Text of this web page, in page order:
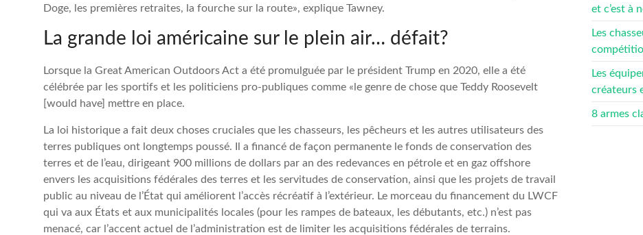
Doge, les premières retraites, la fourche sur la route», explique Tawney.
La grande loi américaine sur le plein air… défait?
Lorsque la Great American Outdoors Act a été promulguée par le président Trump en 2020, elle a été
célébrée par les sportifs et les politiciens pro-publiques comme «le genre de chose que Teddy Roosevelt
[would have] mettre en place.
La loi historique a fait deux choses cruciales que les chasseurs, les pêcheurs et les autres utilisateurs des
terres publiques ont longtemps poussé. Il a financé de façon permanente le fonds de conservation des
terres et de l’eau, dirigeant 900 millions de dollars par an des redevances en pétrole et en gaz offshore
envers les acquisitions fédérales des terres et les servitudes de conservation, ainsi que les projets de travail
public au niveau de l’État qui améliorent l’accès récréatif à l’extérieur. Le morceau du financement du LWCF
qui va aux États et aux municipalités locales (pour les rampes de bateaux, les débutants, etc.) n’est pas
menacé, car l’accent actuel de l’administration est de limiter les acquisitions fédérales de terrains.
et c’est à
Les
Les
créateurs
8 armes